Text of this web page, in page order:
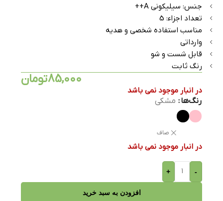
جنس: سیلیکونی A++
تعداد اجزاء: 5
مناسب استفاده شخصی و هدیه
وارداتی
قابل شست و شو
رنگ ثابت
85,000تومان
در انبار موجود نمی باشد
رنگ‌ها مشکی
صاف
در انبار موجود نمی باشد
-
+
افزودن به سبد خرید